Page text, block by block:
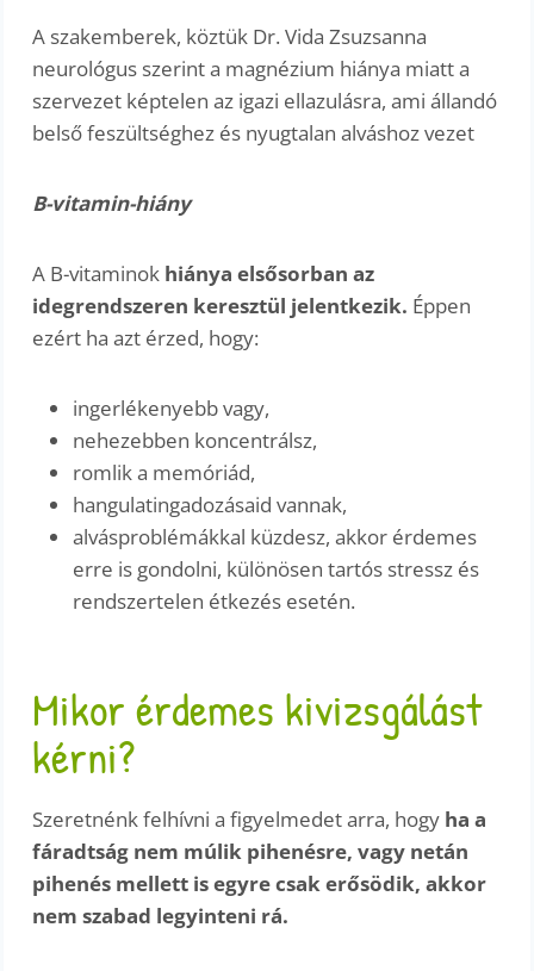
A szakemberek, köztük Dr. Vida Zsuzsanna
neurológus szerint a magnézium hiánya miatt a
szervezet képtelen az igazi ellazulásra, ami állandó
belső feszültséghez és nyugtalan alváshoz vezet
B-vitamin-hiány
A B-vitaminok hiánya elsősorban az
idegrendszeren keresztül jelentkezik. Éppen
ezért ha azt érzed, hogy:
ingerlékenyebb vagy,
nehezebben koncentrálsz,
romlik a memóriád,
hangulatingadozásaid vannak,
alvásproblémákkal küzdesz, akkor érdemes
erre is gondolni, különösen tartós stressz és
rendszertelen étkezés esetén.
Mikor érdemes kivizsgálást
kérni?
Szeretnénk felhívni a figyelmedet arra, hogy ha a
fáradtság nem múlik pihenésre, vagy netán
pihenés mellett is egyre csak erősödik, akkor
nem szabad legyinteni rá.